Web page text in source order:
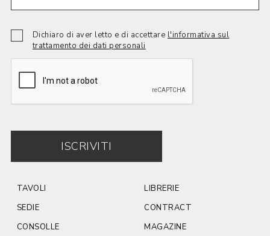
Dichiaro di aver letto e di accettare l'informativa sul
trattamento dei dati personali
ISCRIVITI
TAVOLI
SEDIE
CONSOLLE
LIBRERIE
CONTRACT
MAGAZINE